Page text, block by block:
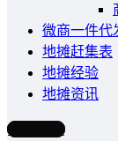
微商一件代
地摊赶集表
地摊经验
地摊资讯
写文章